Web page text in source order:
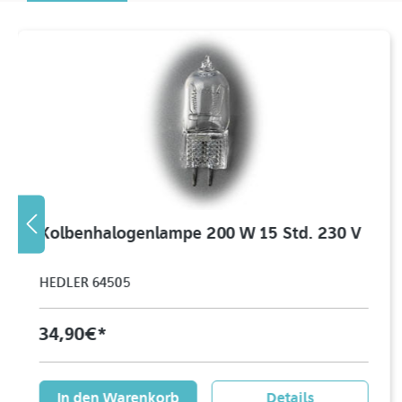
Kolbenhalogenlampe 200 W 15 Std. 230 V
HEDLER 64505
34,90 €*
In den Warenkorb Details